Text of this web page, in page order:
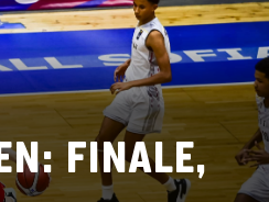
Finale,